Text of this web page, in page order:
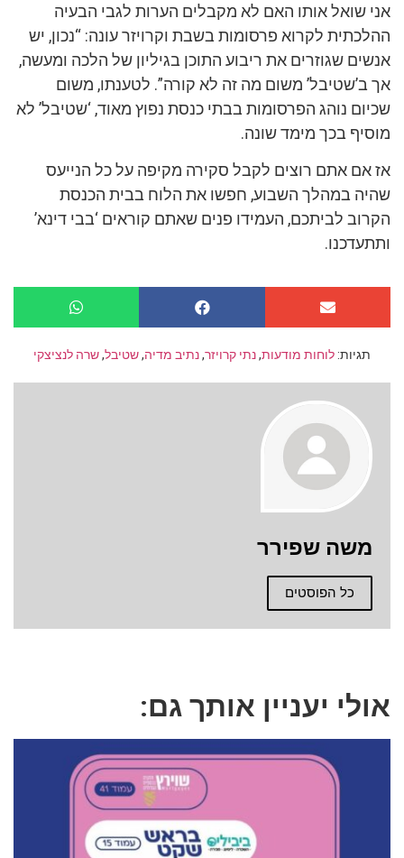
אני שואל אותו האם לא מקבלים הערות לגבי הבעיה
ההלכתית לקרוא פרסומות בשבת וקרויזר עונה: “נכון, יש
אנשים שגוזרים את ריבוע התוכן בגיליון של הלכה ומעשה,
אך ב’שטיבל’ משום מה זה לא קורה”. לטענתו, משום
שכיום נוהג הפרסומות בבתי כנסת נפוץ מאוד, ‘שטיבל’ לא
מוסיף בכך מימד שונה.
אז אם אתם רוצים לקבל סקירה מקיפה על כל הנייעס
שהיה במהלך השבוע, חפשו את הלוח בבית הכנסת
הקרוב לביתכם, העמידו פנים שאתם קוראים ‘בבי דינא’
ותתעדכנו.
תגיות: לוחות מודעות,נתי קרויזר,נתיב מדיה,שטיבל,שרה לנציצקי
משה שפירר
כל הפוסטים
אולי יעניין אותך גם: